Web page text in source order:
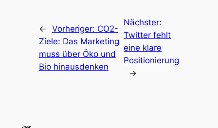
← Vorheriger: CO2-
Ziele: Das Marketing
muss über Öko und
Bio hinausdenken
Nächster:
Twitter fehlt
eine klare
Positionierung
→